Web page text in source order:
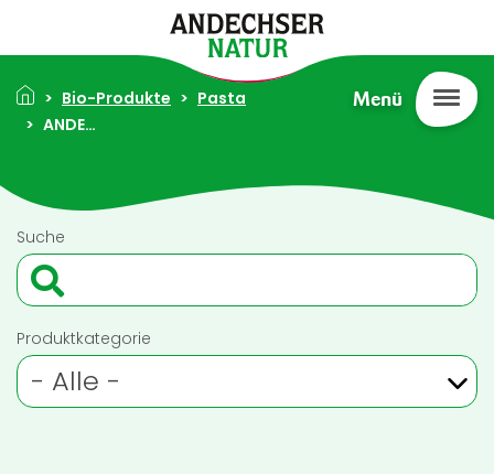
Menü
Pfadnavigation
Bio-Produkte
Pasta
ANDECHSER NATUR Frische Bio-Gnocchi 300g
Suche
Produktkategorie
- Alle -